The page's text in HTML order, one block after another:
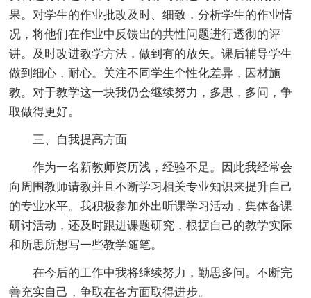
果。对学生的作业批改及时、细致，分析学生的作业情
况，将他们在作业中反馈出的共性问题进行透彻的评
讲。及时改进教学方法，做到有的放矢。课后辅导学生
做到细心，耐心。关注不同学生个性化差异，因材施
教。对于教学这一块我仍会继续努力，多思，多问，争
取做得更好。
三、自我提高方面
作为一名新教师资历浅，经验不足。因此我经常会
向周围教师请教并且不断学习相关专业知识来提升自己
的专业水平。我积极参加外出听课学习活动，集体备课
研讨活动，还及时跟进课题研究，根据自己的教学实际
和所思所想写一些教学随笔。
在今后的工作中我将继续努力，勤思多问。不断完
善充实自己，争取在各方面取得进步。